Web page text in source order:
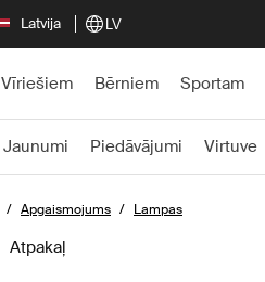
Latvija LV
Vīriešiem Bērniem Sportam
Jaunumi Piedāvājumi Virtuve
Apgaismojums Lampas
atpakaļ